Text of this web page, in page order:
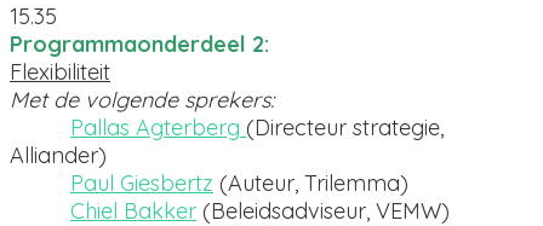
15.35
Programmaonderdeel 2:
Flexibiliteit
Met de volgende sprekers:
Pallas Agterberg (Directeur strategie,
Alliander)
Paul Giesbertz (Auteur, Trilemma)
Chiel Bakker (Beleidsadviseur, VEMW)